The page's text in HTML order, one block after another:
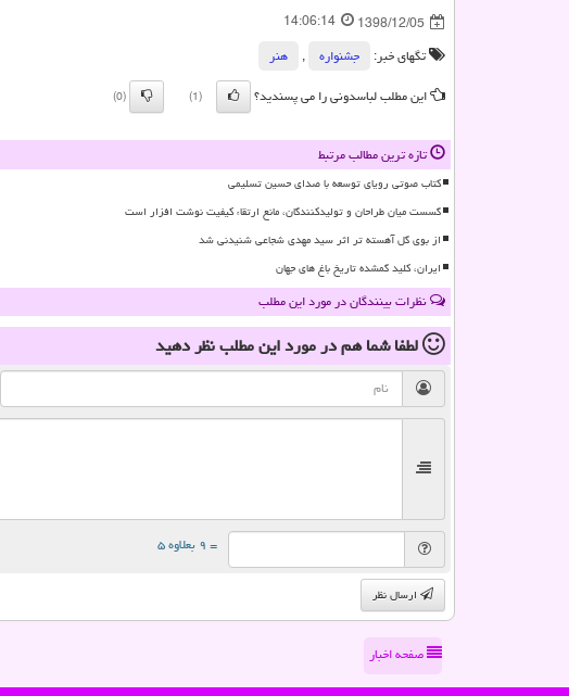
1398/12/05
14:06:14
تگهای خبر:
جشنواره ,
هنر
این مطلب لباسدونی را می پسندید؟
(1)
(0)
تازه ترین مطالب مرتبط
کتاب صوتی رویای توسعه با صدای حسین تسلیمی
گسست میان طراحان و تولیدکنندگان، مانع ارتقاء کیفیت نوشت افزار است
از بوی گل آهسته تر اثر سید مهدی شجاعی شنیدنی شد
ایران، کلید گمشده تاریخ باغ های جهان
نظرات بینندگان در مورد این مطلب
لطفا شما همدر مورد این مطلبنظر دهید
= ۹ بعلاوه ۵
ارسال نظر
صفحه اخبار